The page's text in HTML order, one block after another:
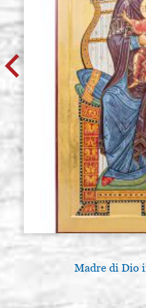
Madre di Dio